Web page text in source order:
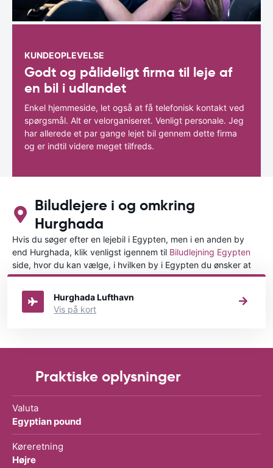
KUNDEOPLEVELSE
Godt og pålideligt firma til leje af
en bil i udlandet
Enkel hjemmeside, let også at få telefonisk kontakt ved
spørgsmål. Alt er velorganiseret. Venligt personale. Jeg
har allerede et par gange lejet bil gennem dette firma
og er indtil videre meget tilfreds.
Biludlejere i og omkring
Hurghada
Hvis du søger efter en lejebil i Egypten, men i en anden by
end Hurghada, klik venligst igennem til Biludlejning Egypten
side, hvor du kan vælge, i hvilken by i Egypten du ønsker at
leje en bil.
Hurghada Lufthavn
Vis på kort
Praktiske oplysninger
Valuta
Egyptian pound
Køreretning
Højre